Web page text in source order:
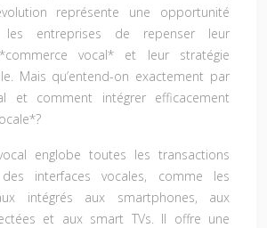
représente une opportunité
les entreprises de repenser leur
vocal* et leur stratégie
Mais qu’entend-on exactement par
et comment intégrer efficacement
englobe toutes les transactions
interfaces vocales, comme les
intégrés aux smartphones, aux
et aux smart TVs. Il offre une